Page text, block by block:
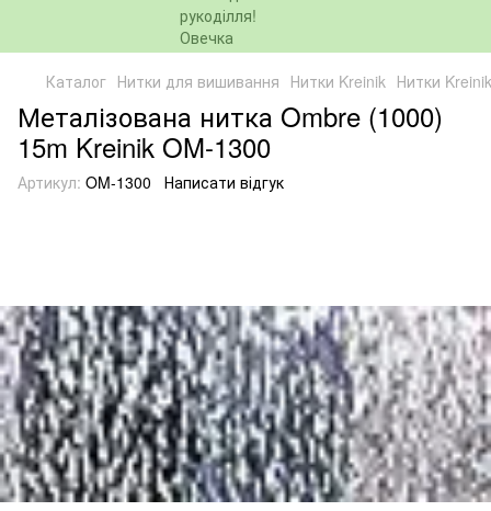
Каталог Нитки для вишивання Нитки Kreinik Нитки
Металізована нитка Ombre (1000)
15m Kreinik OM-1300
Артикул: OM-1300 Написати відгук